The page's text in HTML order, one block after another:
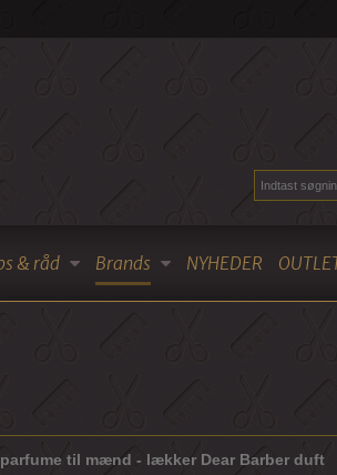
& råd Brands NYHEDER
til mænd - lækker Dear Barber duft